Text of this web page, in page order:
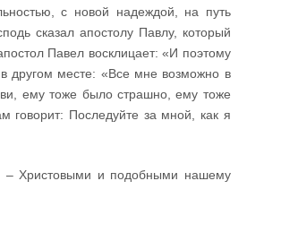
с новой надеждой, на путь
сказал апостолу Павлу, который
Павел восклицает: «И поэтому
другом месте: «Все мне возможно в
ему тоже было страшно, ему тоже
говорит: Последуйте за мной, как я
– Христовыми и подобными нашему